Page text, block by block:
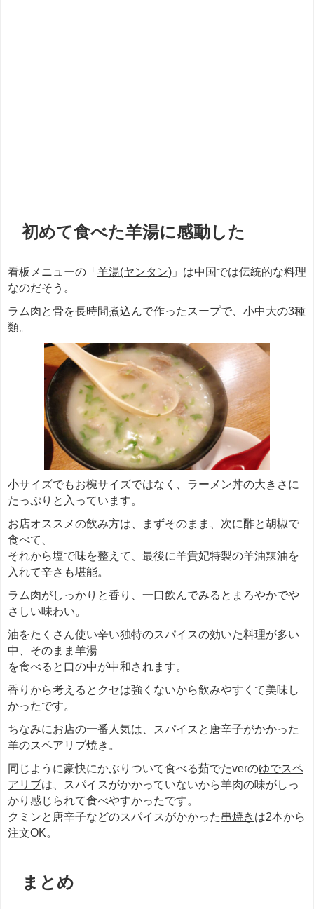
初めて食べた羊湯に感動した
看板メニューの「 羊湯(ヤンタン) 」は中国では伝統的な料理
なのだそう。
ラム肉と骨を長時間煮込んで作ったスープで、小中大の3種
類。
小サイズでもお椀サイズではなく、ラーメン丼の大きさに
たっぷりと入っています。
お店オススメの飲み方は、まずそのまま、次に酢と胡椒で
食べて、
それから塩で味を整えて、最後に羊貴妃特製の羊油辣油を
入れて辛さも堪能。
ラム肉がしっかりと香り、一口飲んでみるとまろやかでや
さしい味わい。
油をたくさん使い辛い独特のスパイスの効いた料理が多い
中、そのまま羊湯
を食べると口の中が中和されます。
香りから考えるとクセは強くないから飲みやすくて美味し
かったです。
ちなみにお店の一番人気は、スパイスと唐辛子がかかった
羊のスペアリブ焼き
同じように豪快にかぶりついて食べる茹でたverのゆでスペ
アリブは、スパイスがかかっていないから羊肉の味がしっ
かり感じられて食べやすかったです。
クミンと唐辛子などのスパイスがかかった串焼き は2本から
注文OK。
まとめ